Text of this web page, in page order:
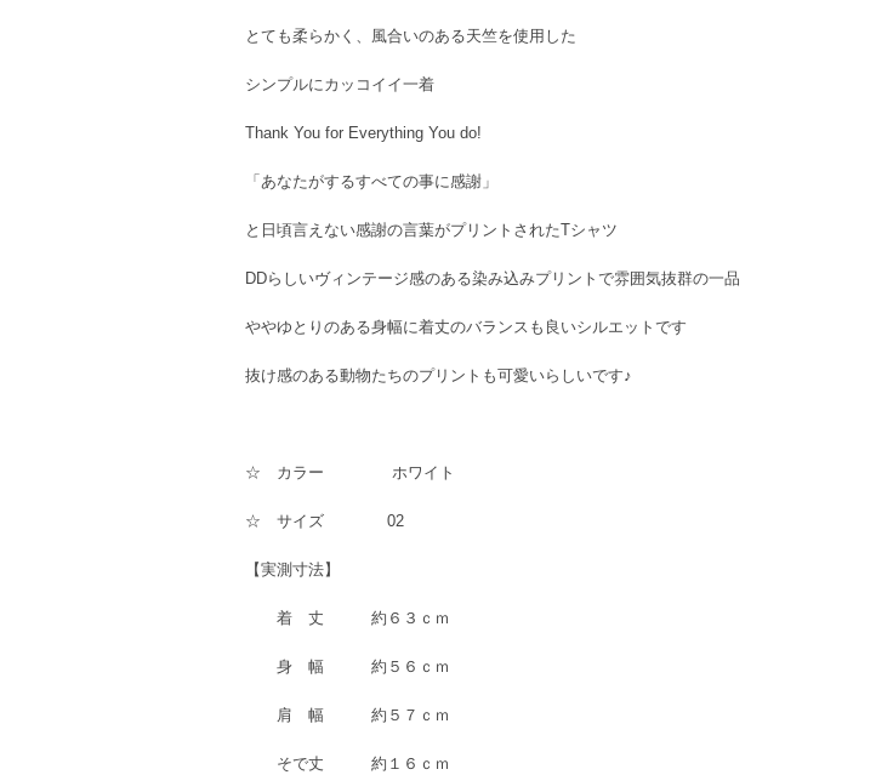
とても柔らかく、風合いのある天竺を使用した
シンプルにカッコイイ一着
Thank You for Everything You do!
「あなたがするすべての事に感謝」
と日頃言えない感謝の言葉がプリントされたTシャツ
DDらしいヴィンテージ感のある染み込みプリントで雰囲気抜群の一品
ややゆとりのある身幅に着丈のバランスも良いシルエットです
抜け感のある動物たちのプリントも可愛いらしいです♪
☆ カラー ホワイト
☆ サイズ 02
【実測寸法】
着 丈 約６３ｃｍ
身 幅 約５６ｃｍ
肩 幅 約５７ｃｍ
そで丈 約１６ｃｍ